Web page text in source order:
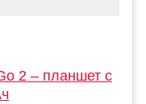
2 – планшет с